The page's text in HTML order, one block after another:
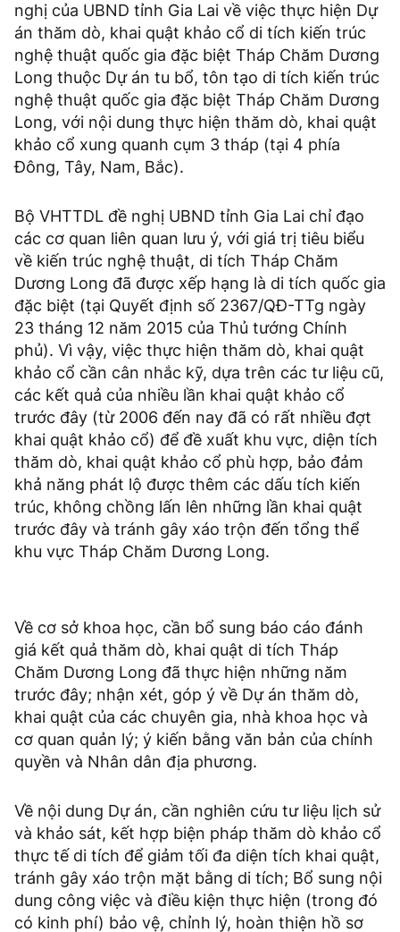
nghị của UBND tỉnh Gia Lai về việc thực hiện Dự
án thăm dò, khai quật khảo cổ di tích kiến trúc
nghệ thuật quốc gia đặc biệt Tháp Chăm Dương
Long thuộc Dự án tu bổ, tôn tạo di tích kiến trúc
nghệ thuật quốc gia đặc biệt Tháp Chăm Dương
Long, với nội dung thực hiện thăm dò, khai quật
khảo cổ xung quanh cụm 3 tháp (tại 4 phía
Đông, Tây, Nam, Bắc).
Bộ VHTTDL đề nghị UBND tỉnh Gia Lai chỉ đạo
các cơ quan liên quan lưu ý, với giá trị tiêu biểu
về kiến trúc nghệ thuật, di tích Tháp Chăm
Dương Long đã được xếp hạng là di tích quốc gia
đặc biệt (tại Quyết định số 2367/QĐ-TTg ngày
23 tháng 12 năm 2015 của Thủ tướng Chính
phủ). Vì vậy, việc thực hiện thăm dò, khai quật
khảo cổ cần cân nhắc kỹ, dựa trên các tư liệu cũ,
các kết quả của nhiều lần khai quật khảo cổ
trước đây (từ 2006 đến nay đã có rất nhiều đợt
khai quật khảo cổ) để đề xuất khu vực, diện tích
thăm dò, khai quật khảo cổ phù hợp, bảo đảm
khả năng phát lộ được thêm các dấu tích kiến
trúc, không chồng lấn lên những lần khai quật
trước đây và tránh gây xáo trộn đến tổng thể
khu vực Tháp Chăm Dương Long.
Về cơ sở khoa học, cần bổ sung báo cáo đánh
giá kết quả thăm dò, khai quật di tích Tháp
Chăm Dương Long đã thực hiện những năm
trước đây; nhận xét, góp ý về Dự án thăm dò,
khai quật của các chuyên gia, nhà khoa học và
cơ quan quản lý; ý kiến bằng văn bản của chính
quyền và Nhân dân địa phương.
Về nội dung Dự án, cần nghiên cứu tư liệu lịch sử
và khảo sát, kết hợp biện pháp thăm dò khảo cổ
thực tế di tích để giảm tối đa diện tích khai quật,
tránh gây xáo trộn mặt bằng di tích; Bổ sung nội
dung công việc và điều kiện thực hiện (trong đó
có kinh phí) bảo vệ, chỉnh lý, hoàn thiện hồ sơ